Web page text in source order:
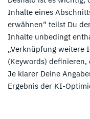
Inhalte eines
erwähnen“ teilst Du
Inhalte unbedingt
„Verknüpfung weitere
(Keywords)
Je klarer Deine
Ergebnis der KI-